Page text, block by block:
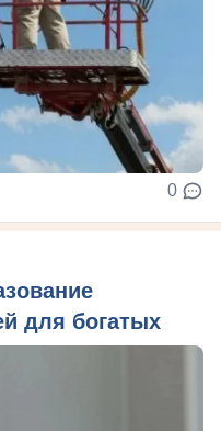
0
для богатых